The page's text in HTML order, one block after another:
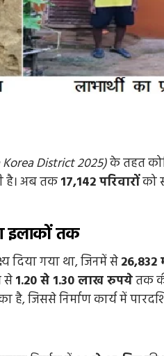
Korea District 2025)के तहत
है। अब तक17,142 परिवारोंको
इलाकों तक
दिया गया था, जिनमें से
से1.20 से 1.30 लाख रुपयेतक
है, जिससे निर्माण कार्य में